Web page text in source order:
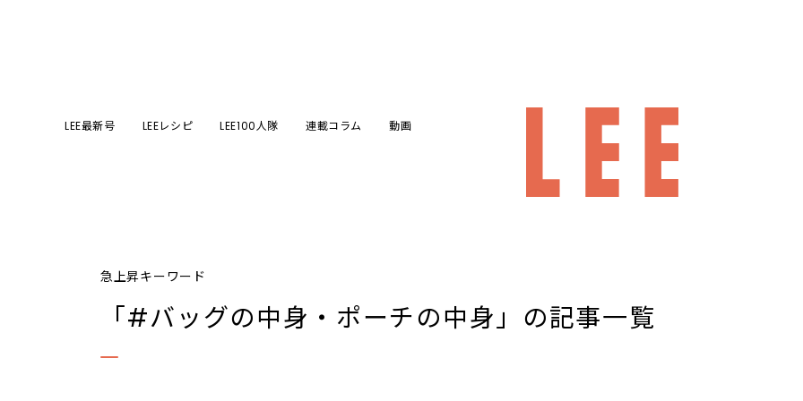
LEE最新号 LEEレシピ LEE100人隊 連載コラム 動画
急上昇キーワード
「#バッグの中身・ポーチの中身」 の記事一覧